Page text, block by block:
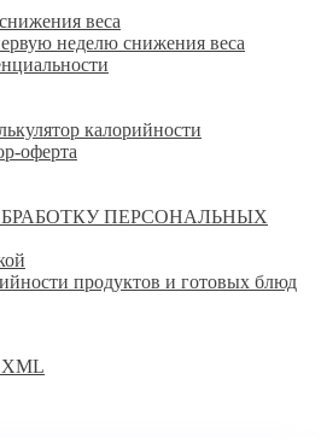
веса
неделю снижения веса
калорийности
оферта
ПЕРСОНАЛЬНЫХ
продуктов и готовых блюд
XML